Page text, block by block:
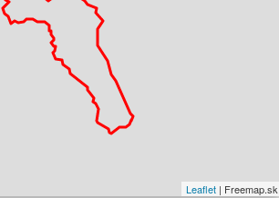
Leaflet | Freemap.sk